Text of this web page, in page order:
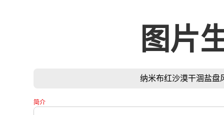
图片
纳米布红沙漠干涸盐盘
简介